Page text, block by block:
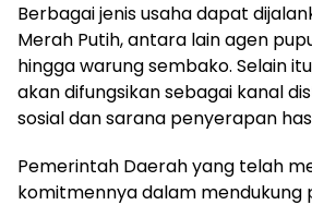
Berbagai jenis usaha dapat
Merah Putih, antara lain agen
hingga warung sembako. Selain
akan difungsikan sebagai kanal
sosial dan sarana penyerapan
Pemerintah Daerah yang telah
komitmennya dalam mendukung